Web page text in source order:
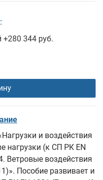
+280 344 руб.
и воздействия
нагрузки (к СП РК EN
Ветровые воздействия
Пособие развивает и